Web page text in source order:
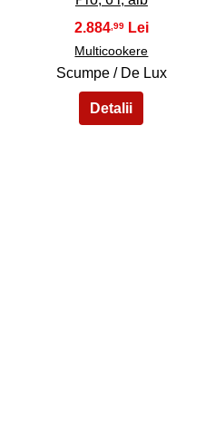
2.884 ,99
Multicookere
Scumpe / De Lux